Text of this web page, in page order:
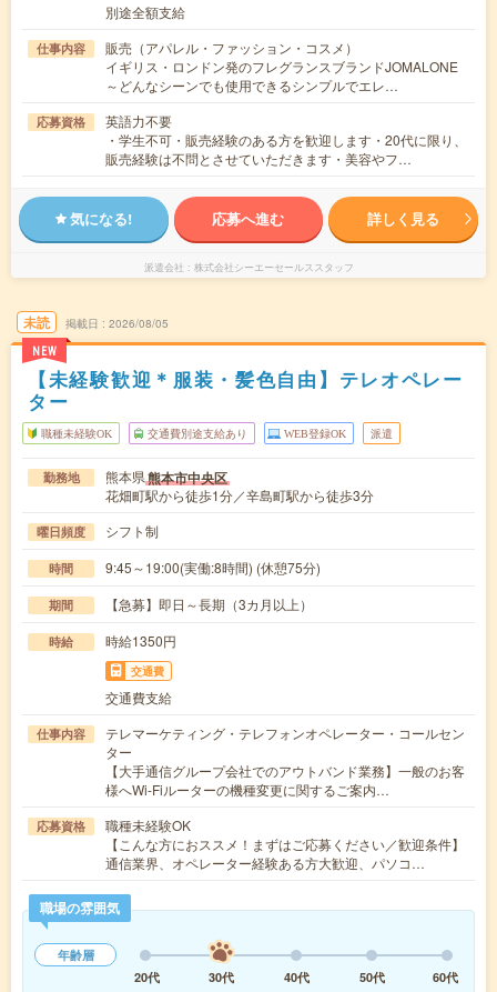
別途全額支給
仕事内容
販売（アパレル・ファッション・コスメ）
イギリス・ロンドン発のフレグランスブランドJOMALONE
～どんなシーンでも使用できるシンプルでエレ…
応募資格
英語力不要
・学生不可・販売経験のある方を歓迎します・20代に限り、
販売経験は不問とさせていただきます・美容やフ…
気になる! 応募へ進む 詳しく見る
派遣会社 株式会社シーエーセールススタッフ
未読
NEW
掲載日 2026/08/05
【未経験歓迎＊服装・髪色自由】テレオペレー
ター
職種未経験OK 交通費別途支給あり WEB登録OK 派遣
勤務地 熊本県熊本市中央区
花畑町駅から徒歩1分／辛島町駅から徒歩3分
曜日頻度 シフト制
時間 9:45～19:00(実働:8時間) (休憩75分)
期間 【急募】即日～長期（3カ月以上）
時給 時給1350円
交通費
交通費支給
仕事内容
テレマーケティング・テレフォンオペレーター・コールセン
ター
【大手通信グループ会社でのアウトバンド業務】一般のお客
様へWi-Fiルーターの機種変更に関するご案内…
応募資格
職種未経験OK
【こんな方におススメ！まずはご応募ください／歓迎条件】
通信業界、オペレーター経験ある方大歓迎、パソコ…
職場の雰囲気
年齢層
20代
30代 40代 50代 60代